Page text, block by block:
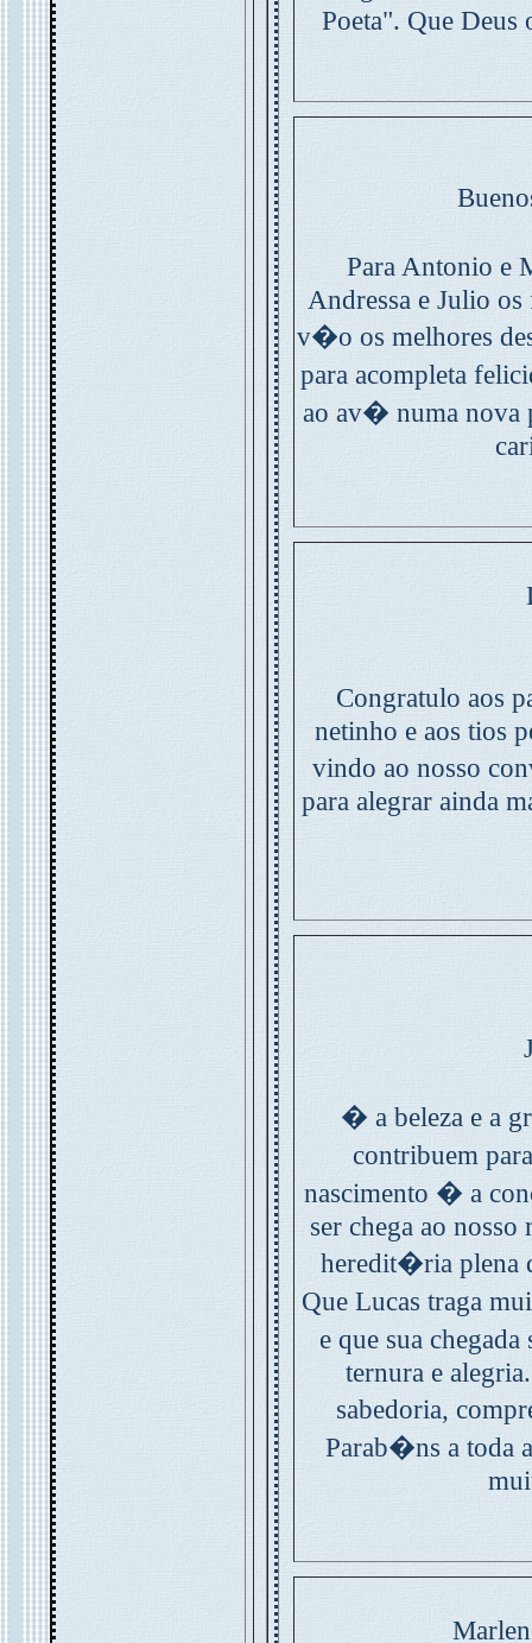
Poeta". Que Deus
Para Antonio e
Andressa e Julio
v�o os melhores
para acompleta
ao av� numa nova
Congratulo aos
netinho e aos tios
vindo ao nosso
para alegrar ainda
� a beleza e a
contribuem
nascimento � a
ser chega ao
heredit�ria plena
Que Lucas traga
e que sua
ternura e
sabedoria,
Parab�ns a toda